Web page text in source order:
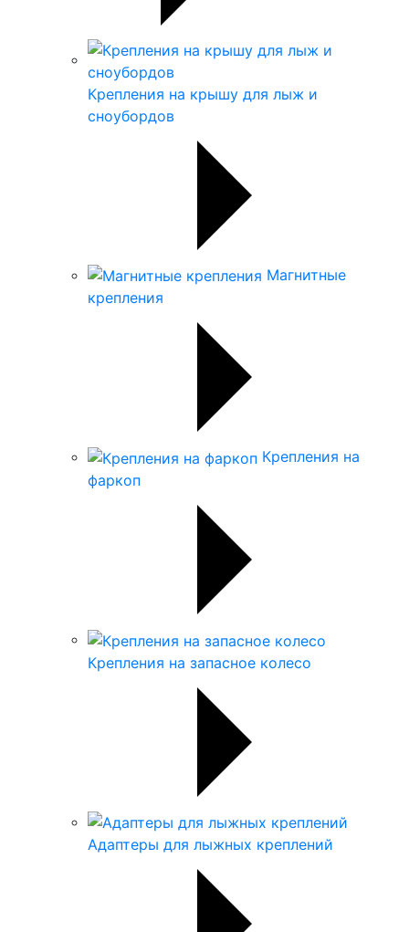
Крепления на крышу для лыж и
сноубордов
Магнитные
крепления
Крепления на
фаркоп
Крепления на запасное колесо
Адаптеры для лыжных креплений